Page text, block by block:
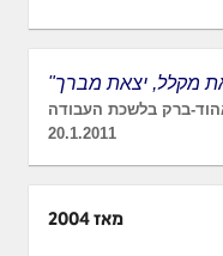
ברק בלשכת העבודה
20.1.2011
מאז 2004